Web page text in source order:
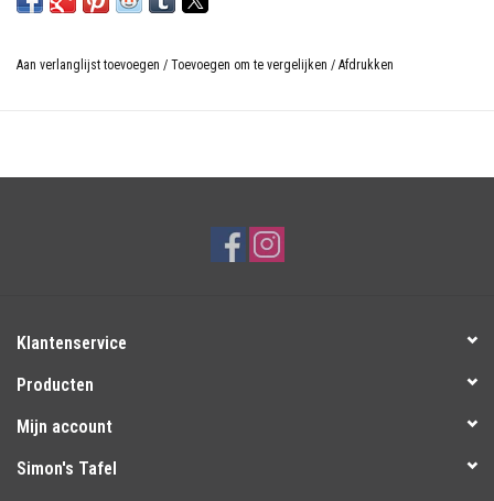
Aan verlanglijst toevoegen / Toevoegen om te vergelijken / Afdrukken
Klantenservice
Producten
Mijn account
Simon's Tafel